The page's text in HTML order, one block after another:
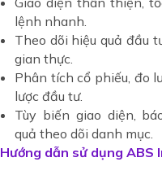
lệnh nhanh.
Theo dõi hiệu quả đầu
gian thực.
Phân tích cổ phiếu, đo
lược đầu tư.
Tùy biến giao diện,
quả theo dõi danh mục.
Hướng dẫn sử dụng ABS